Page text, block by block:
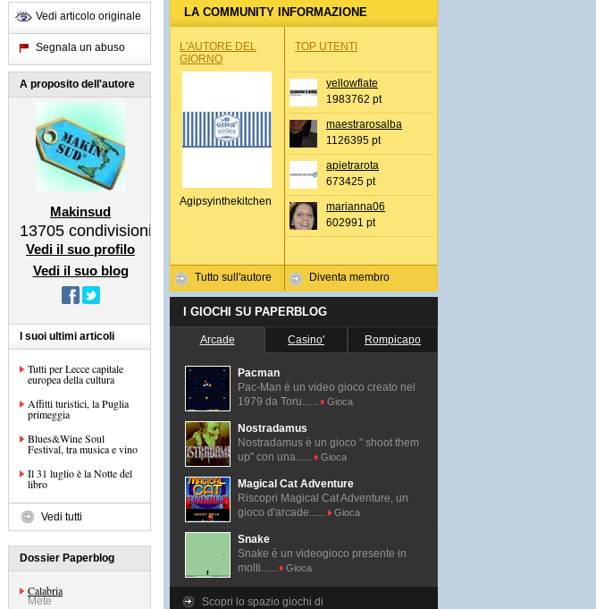
Vedi articolo originale
Segnala un abuso
A proposito dell'autore
Makinsud
13705 condivisioni
Vedi il suo profilo
Vedi il suo blog
I suoi ultimi articoli
Tutti per Lecce capitale
europea della cultura
Affitti turistici, la Puglia
primeggia
Blues&Wine Soul
Festival, tra musica e vino
Il 31 luglio è la Notte del
libro
Vedi tutti
Dossier Paperblog
Calabria
Mete
LA COMMUNITY INFORMAZIONE
REGIONALE
L'AUTORE DEL
GIORNO
Agipsyinthekitchen
Tutto sull'autore
TOP UTENTI
yellowflate
1983762 pt
maestrarosalba
1126395 pt
apietrarota
673425 pt
marianna06
602991 pt
Diventa membro
I GIOCHI SU PAPERBLOG
Arcade Casino' Rompicapo
Pacman
Pac-Man é un video gioco creato nel
1979 da Toru......
Gioca
Nostradamus
Nostradamus è un gioco " shoot them
up" con una......
Gioca
Magical Cat Adventure
Riscopri Magical Cat Adventure, un
gioco d'arcade......
Gioca
Snake
Snake è un videogioco presente in
molti......
Gioca
Scopri lo spazio giochi di